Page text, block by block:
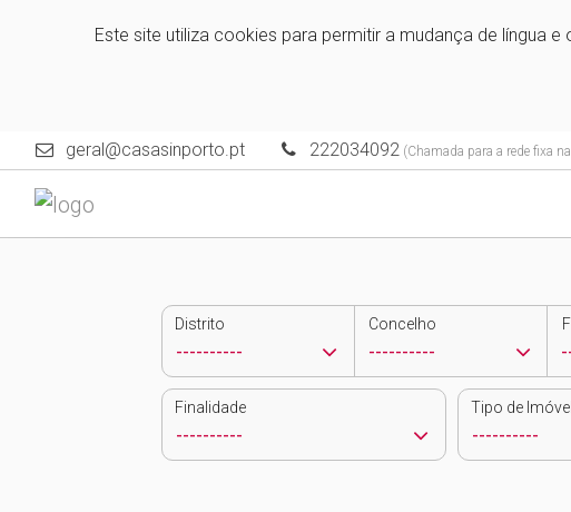
Este site utiliza cookies para permitir a mudança de língua
geral@casasinporto.pt 222034092 (Chamada para a rede fixa
Distrito Concelho
Finalidade Tipo de Imóvel